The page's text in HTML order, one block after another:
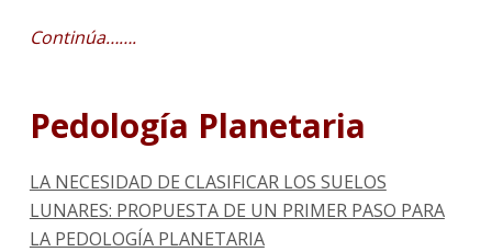
Continúa…….
Pedología Planetaria
LA NECESIDAD DE CLASIFICAR LOS SUELOS
LUNARES: PROPUESTA DE UN PRIMER PASO PARA
LA PEDOLOGÍA PLANETARIA